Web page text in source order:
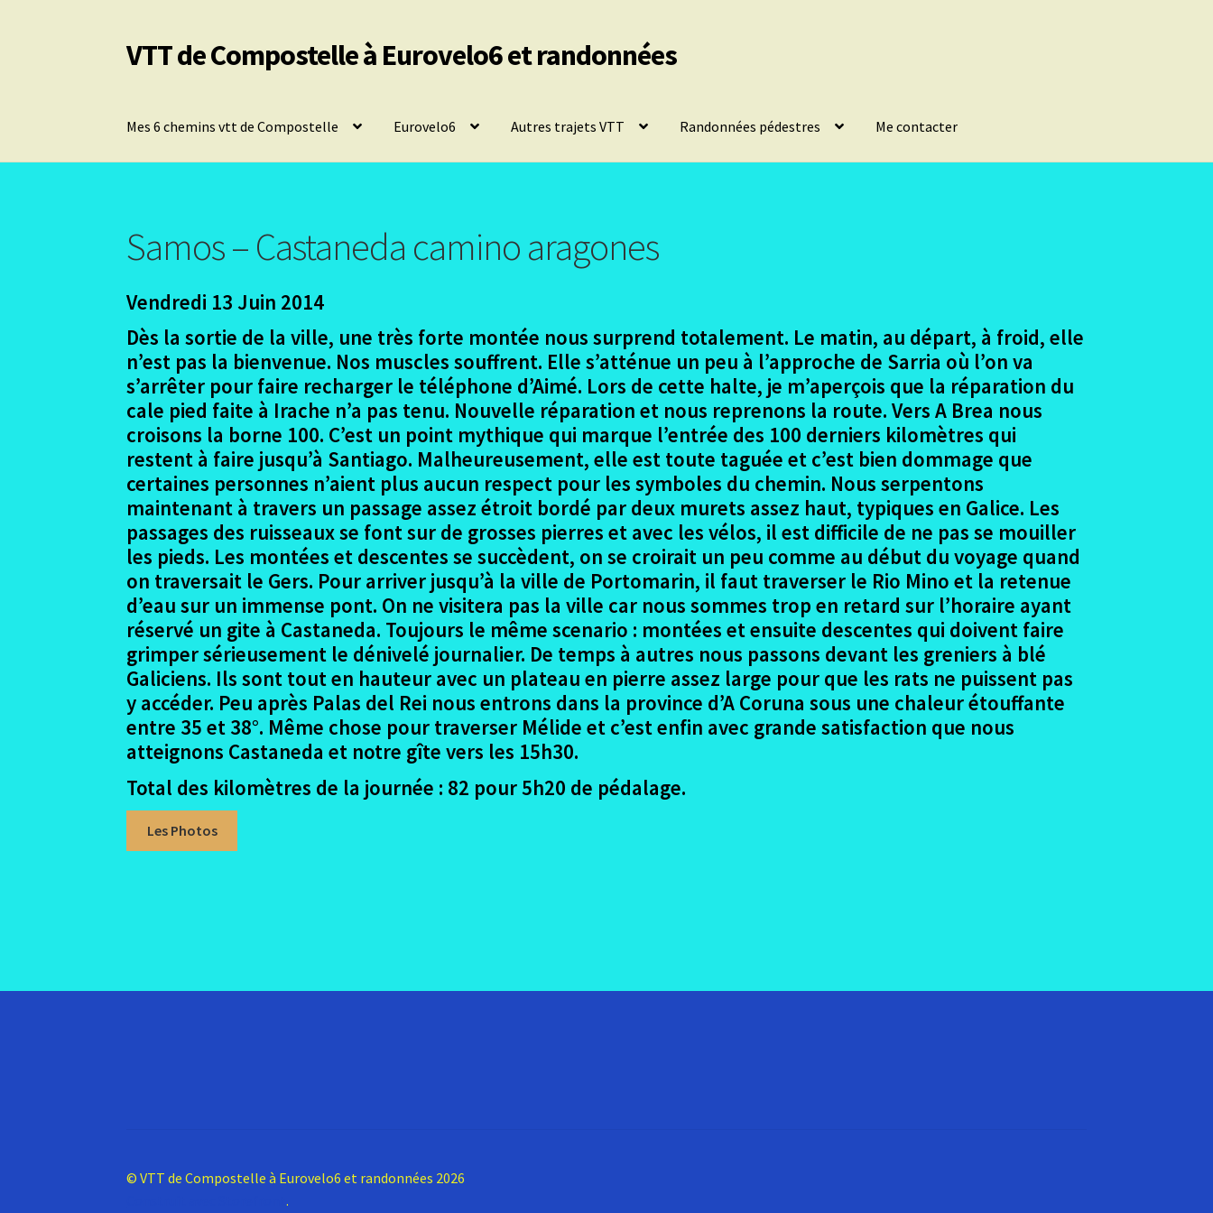
Aller
à
Aller
au
VTT de Compostelle à Eurovelo6 et randonnées
Mes 6 chemins vtt de Compostelle Eurovelo6 Autres trajets VTT Randonnées pédestres Me contacter
Samos – Castaneda camino aragones
Vendredi 13 Juin 2014
Dès la sortie de la ville, une très forte montée nous surprend totalement. Le matin, au départ, à froid, elle
n’est pas la bienvenue. Nos muscles souffrent. Elle s’atténue un peu à l’approche de Sarria où l’on va
s’arrêter pour faire recharger le téléphone d’Aimé. Lors de cette halte, je m’aperçois que la réparation du
cale pied faite à Irache n’a pas tenu. Nouvelle réparation et nous reprenons la route. Vers A Brea nous
croisons la borne 100. C’est un point mythique qui marque l’entrée des 100 derniers kilomètres qui
restent à faire jusqu’à Santiago. Malheureusement, elle est toute taguée et c’est bien dommage que
certaines personnes n’aient plus aucun respect pour les symboles du chemin. Nous serpentons
maintenant à travers un passage assez étroit bordé par deux murets assez haut, typiques en Galice. Les
passages des ruisseaux se font sur de grosses pierres et avec les vélos, il est difficile de ne pas se mouiller
les pieds. Les montées et descentes se succèdent, on se croirait un peu comme au début du voyage quand
on traversait le Gers. Pour arriver jusqu’à la ville de Portomarin, il faut traverser le Rio Mino et la retenue
d’eau sur un immense pont. On ne visitera pas la ville car nous sommes trop en retard sur l’horaire ayant
réservé un gite à Castaneda. Toujours le même scenario : montées et ensuite descentes qui doivent faire
grimper sérieusement le dénivelé journalier. De temps à autres nous passons devant les greniers à blé
Galiciens. Ils sont tout en hauteur avec un plateau en pierre assez large pour que les rats ne puissent pas
y accéder. Peu après Palas del Rei nous entrons dans la province d’A Coruna sous une chaleur étouffante
entre 35 et 38°. Même chose pour traverser Mélide et c’est enfin avec grande satisfaction que nous
atteignons Castaneda et notre gîte vers les 15h30.
Total des kilomètres de la journée : 82 pour 5h20 de pédalage.
Les Photos
© VTT de Compostelle à Eurovelo6 et randonnées 2026
Construit avec Storefront.